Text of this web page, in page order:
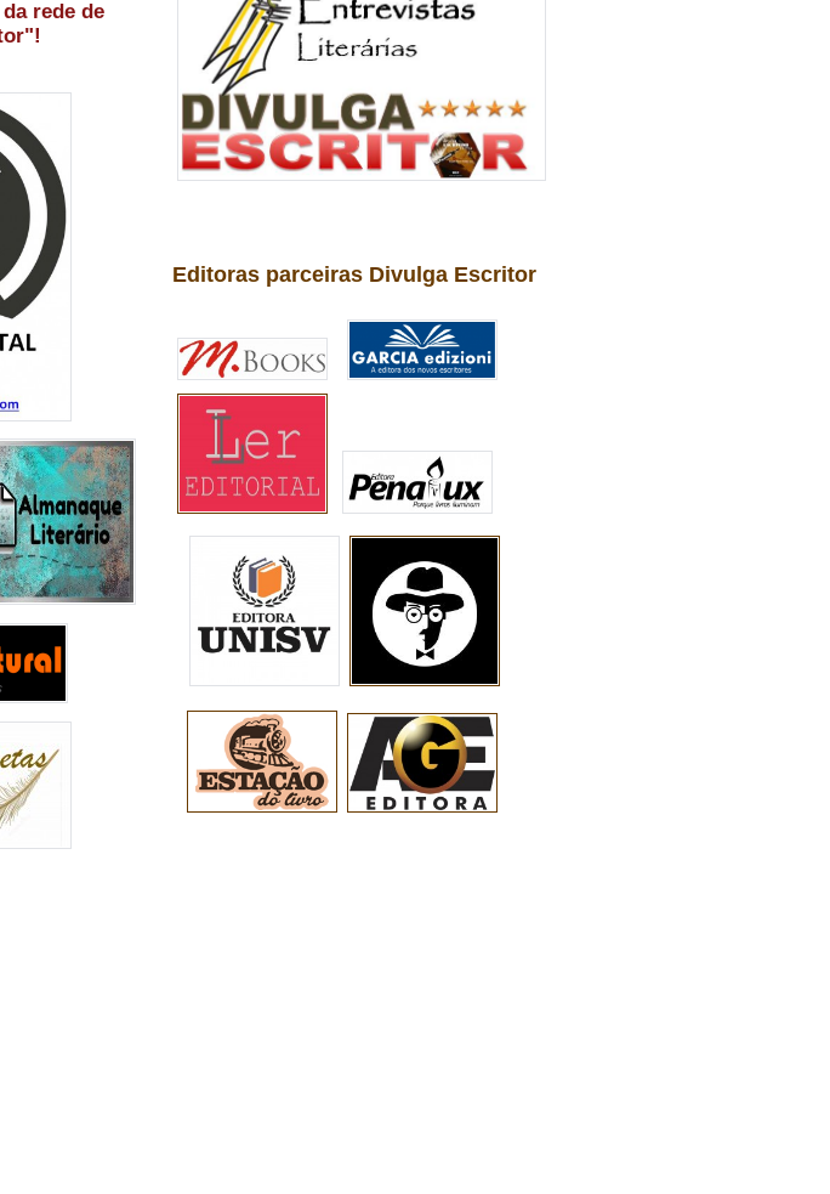
rede de
Editoras parceiras Divulga Escritor